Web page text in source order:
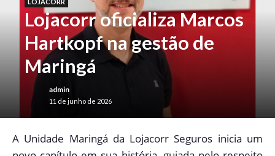
Lojacorr oficializa Marcos
Hartkopf na gestão de
Maringá
admin
11 de junho de 2026
A Unidade Maringá da Lojacorr Seguros inicia um